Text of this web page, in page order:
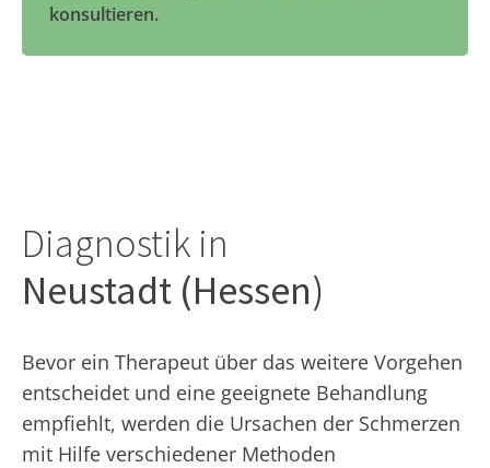
konsultieren.
Diagnostik in
Neustadt (Hessen)
Bevor ein Therapeut über das weitere Vorgehen
entscheidet und eine geeignete Behandlung
empfiehlt, werden die Ursachen der Schmerzen
mit Hilfe verschiedener Methoden